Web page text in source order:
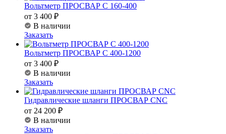
Вольтметр ПРОСВАР С 160-400
от 3 400 ₽
В наличии
Заказать
Вольтметр ПРОСВАР С 400-1200
от 3 400 ₽
В наличии
Заказать
Гидравлические шланги ПРОСВАР CNC
от 24 200 ₽
В наличии
Заказать